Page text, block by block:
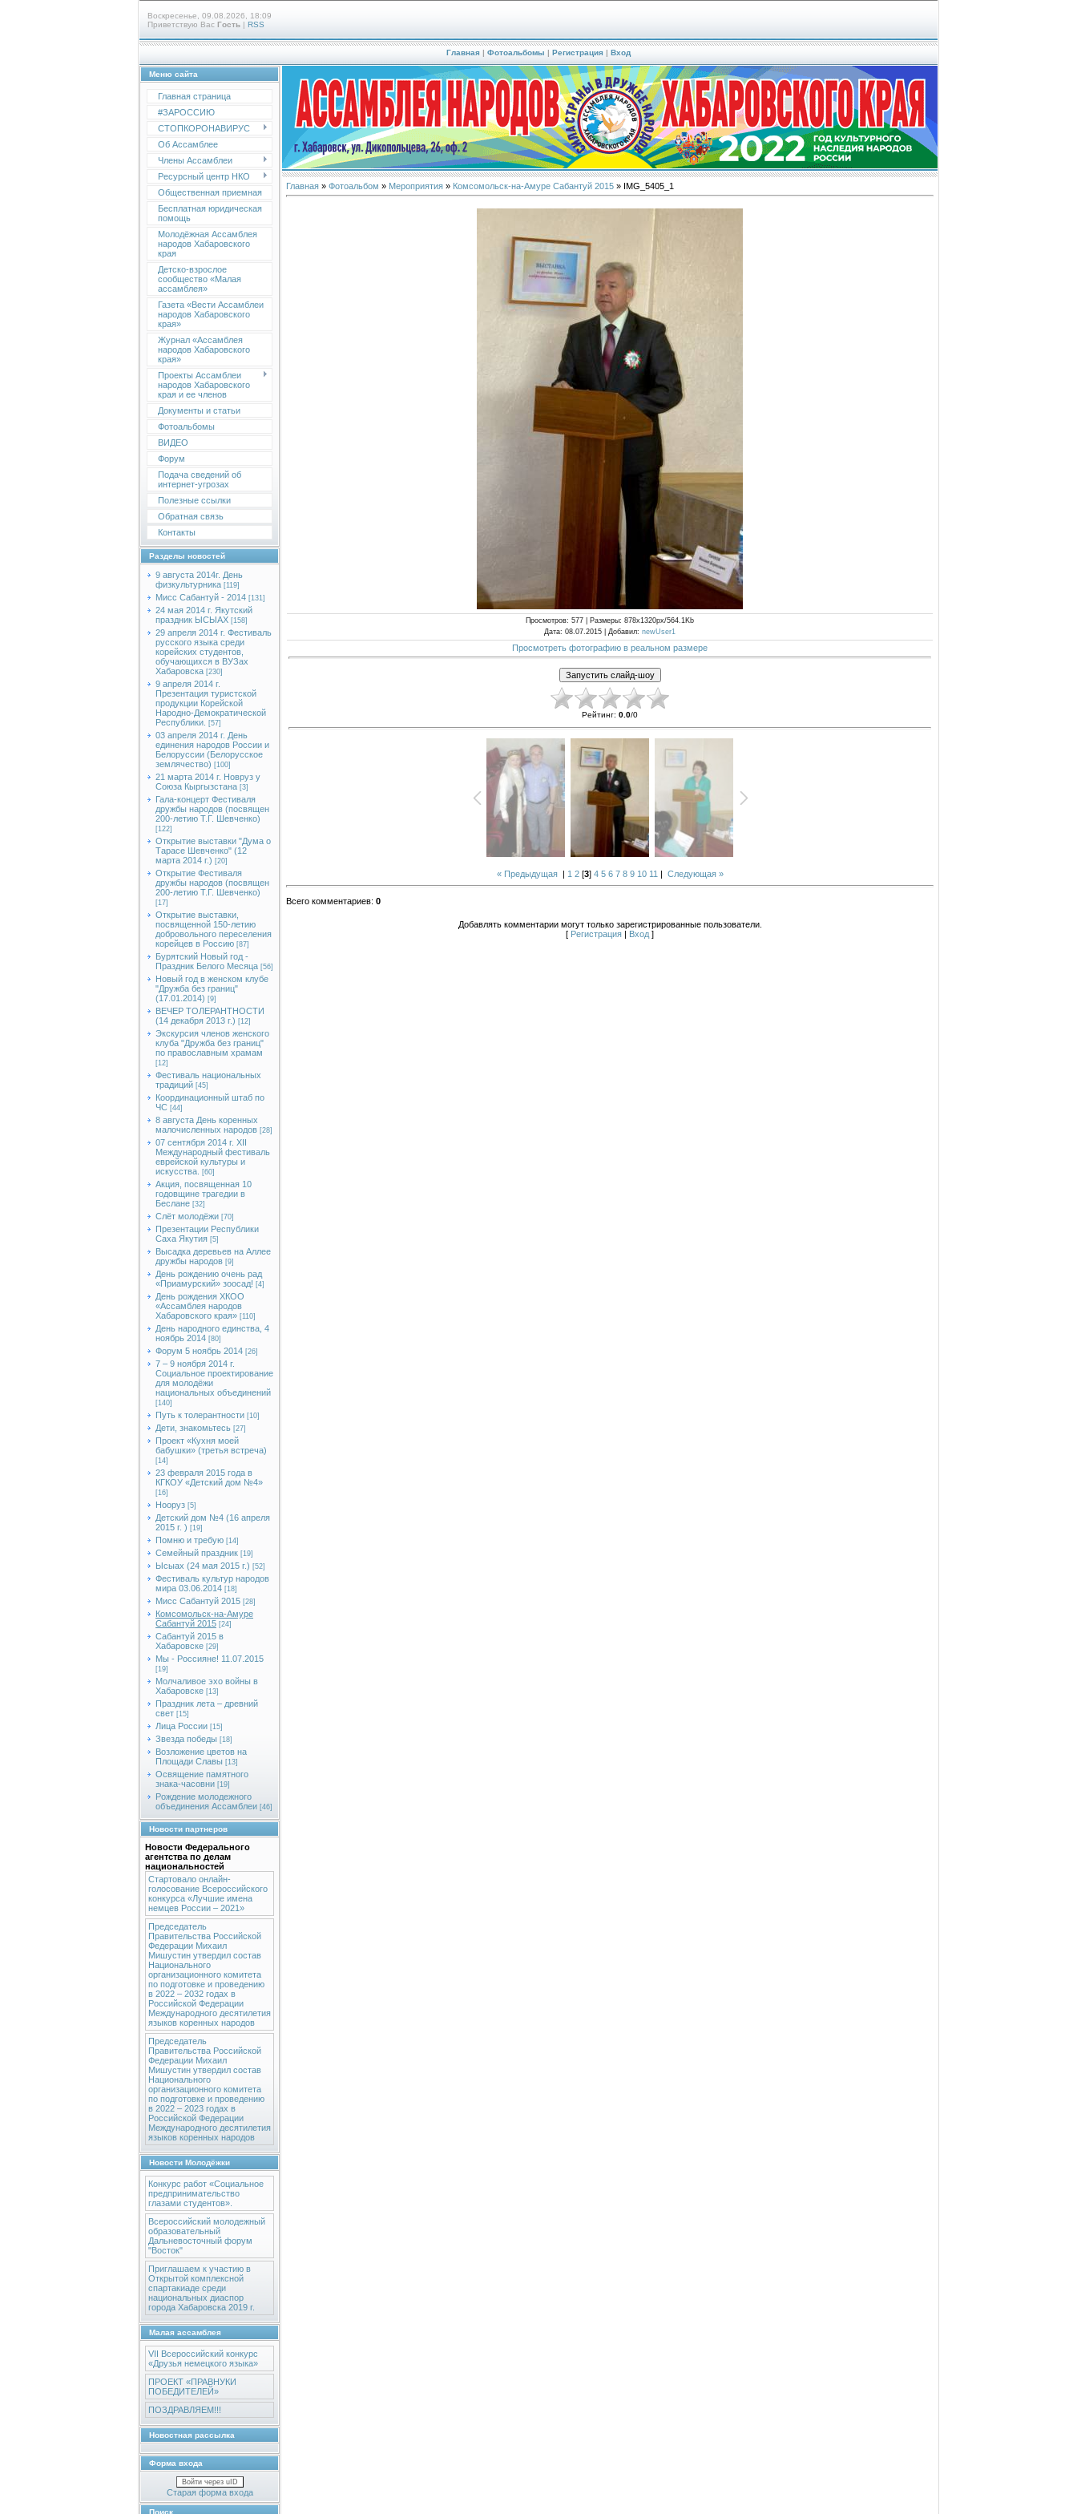
Воскресенье, 09.08.2026, 18:09
Приветствую Вас Гость | RSS
Главная | Фотоальбомы | Регистрация | Вход
Меню сайта
Главная страница
#ЗАРОССИЮ
СТОПКОРОНАВИРУС
Об Ассамблее
Члены Ассамблеи
Ресурсный центр НКО
Общественная приемная
Бесплатная юридическая
помощь
Молодёжная Ассамблея
народов Хабаровского
края
Детско-взрослое
сообщество «Малая
ассамблея»
Газета «Вести Ассамблеи
народов Хабаровского
края»
Журнал «Ассамблея
народов Хабаровского
края»
Проекты Ассамблеи
народов Хабаровского
края и ее членов
Документы и статьи
Фотоальбомы
ВИДЕО
Форум
Подача сведений об
интернет-угрозах
Полезные ссылки
Обратная связь
Контакты
Разделы новостей
9 августа 2014г. День
физкультурника [119]
Мисс Сабантуй - 2014 [131]
24 мая 2014 г. Якутский
праздник ЫСЫАХ [158]
29 апреля 2014 г. Фестиваль
русского языка среди
корейских студентов,
обучающихся в ВУЗах
Хабаровска [230]
9 апреля 2014 г.
Презентация туристской
продукции Корейской
Народно-Демократической
Республики.
[57]
03 апреля 2014 г. День
единения народов России и
Белоруссии (Белорусское
землячество) [100]
21 марта 2014 г. Новруз у
Союза Кыргызстана [3]
Гала-концерт Фестиваля
дружбы народов (посвящен
200-летию Т.Г. Шевченко)
[122]
Открытие выставки "Дума о
Тарасе Шевченко" (12
марта 2014 г.) [20]
Открытие Фестиваля
дружбы народов (посвящен
200-летию Т.Г. Шевченко)
[17]
Открытие выставки,
посвященной 150-летию
добровольного переселения
корейцев в Россию [87]
Бурятский Новый год -
Праздник Белого Месяца [56]
Новый год в женском клубе
"Дружба без границ"
(17.01.2014) [9]
ВЕЧЕР ТОЛЕРАНТНОСТИ
(14 декабря 2013 г.) [12]
Экскурсия членов женского
клуба "Дружба без границ"
по православным храмам
[12]
Фестиваль национальных
традиций [45]
Координационный штаб по
ЧС [44]
8 августа День коренных
малочисленных народов [28]
07 сентября 2014 г. XII
Международный фестиваль
еврейской культуры и
искусства.
[60]
Акция, посвященная 10
годовщине трагедии в
Беслане [32]
Слёт молодёжи [70]
Презентации Республики
Саха Якутия [5]
Высадка деревьев на Аллее
дружбы народов [9]
День рождению очень рад
«Приамурский» зоосад! [4]
День рождения ХКОО
«Ассамблея народов
Хабаровского края» [110]
День народного единства, 4
ноябрь 2014 [80]
Форум 5 ноябрь 2014 [26]
7 – 9 ноября 2014 г.
Социальное проектирование
для молодёжи
национальных объединений
[140]
Путь к толерантности [10]
Дети, знакомьтесь [27]
Проект «Кухня моей
бабушки» (третья встреча)
[14]
23 февраля 2015 года в
КГКОУ «Детский дом №4»
[16]
Нооруз [5]
Детский дом №4 (16 апреля
2015 г. ) [19]
Помню и требую [14]
Семейный праздник [19]
Ысыах (24 мая 2015 г.) [52]
Фестиваль культур народов
мира 03.06.2014 [18]
Мисс Сабантуй 2015 [28]
Комсомольск-на-Амуре
Сабантуй 2015 [24]
Сабантуй 2015 в
Хабаровске [29]
Мы - Россияне! 11.07.2015
[19]
Молчаливое эхо войны в
Хабаровске [13]
Праздник лета – древний
свет [15]
Лица России [15]
Звезда победы [18]
Возложение цветов на
Площади Славы [13]
Освящение памятного
знака-часовни [19]
Рождение молодежного
объединения Ассамблеи [46]
Новости партнеров
Новости Федерального
агентства по делам
национальностей
Стартовало онлайн-
голосование Всероссийского
конкурса «Лучшие имена
немцев России – 2021»
Председатель
Правительства Российской
Федерации Михаил
Мишустин утвердил состав
Национального
организационного комитета
по подготовке и проведению
в 2022 – 2032 годах в
Российской Федерации
Международного десятилетия
языков коренных народов
Председатель
Правительства Российской
Федерации Михаил
Мишустин утвердил состав
Национального
организационного комитета
по подготовке и проведению
в 2022 – 2023 годах в
Российской Федерации
Международного десятилетия
языков коренных народов
Новости Молодёжки
Конкурс работ «Социальное
предпринимательство
глазами студентов».
Всероссийский молодежный
образовательный
Дальневосточный форум
"Восток"
Приглашаем к участию в
Открытой комплексной
спартакиаде среди
национальных диаспор
города Хабаровска 2019 г.
Малая ассамблея
VII Всероссийский конкурс
«Друзья немецкого языка»
ПРОЕКТ «ПРАВНУКИ
ПОБЕДИТЕЛЕЙ»
ПОЗДРАВЛЯЕМ!!!
Новостная рассылка
Форма входа
Войти через uID
Старая форма входа
Поиск
Главная » Фотоальбом » Мероприятия » Комсомольск-на-Амуре Сабантуй 2015 » IMG_5405_1
Просмотров: 577 | Размеры: 878x1320px/564.1Kb
Дата: 08.07.2015 | Добавил: newUser1
Просмотреть фотографию в реальном размере
Рейтинг: 0.0/0
« Предыдущая| 1 2[3] 4 5 6 7 8 9 10 11 | Следующая »
Всего комментариев: 0
Добавлять комментарии могут только зарегистрированные пользователи.
[ Регистрация Вход ]